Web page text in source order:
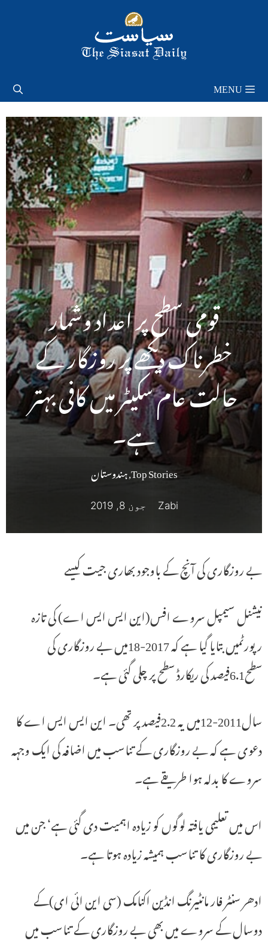
MENU
قومی سطح پر اعداد وشمار
خطرناک دیکھے پر روزگار کے
حالت عام سکیٹر میں کافی بہتر
ہے۔
Top Stories
,ہندوستان
Zabi جون 8, 2019
بے روزگاری کی آنچ کے باوجود بھاری جیت کیسے
نیشنل سیمپل سروے افس(این ایس ایس اے) کی تازہ
رپورٹمیں بتایا گیا ہے کہ 2017-18میں بے روزگاری کی
سطح6.1فیصد کی ریکارڈ سطح پر چلی گئی ہے۔
سال2011-12میں یہ 2.2فیصد پر تھی۔ این ایس ایس اے کا
دعوی ہے کہ بے روزگاری کے تناسب میں اضافہ کی ایک وجہہ
سروے کا بدلہ ہوا طریقے ہے۔
اس میں تعلیمی یافتہ لوگوں کو زیادہ اہمیت دی گئی ہے‘ جن میں
بے روزگاری کا تناسب ہمیشہ زیادہ ہوتا ہے۔
ادھر سنٹر فار مانٹیرنگ انڈین اکنامک (سی این ائی ای)کے
دوسال کے سروے میں بھی بے روزگاری کے تناسب میں